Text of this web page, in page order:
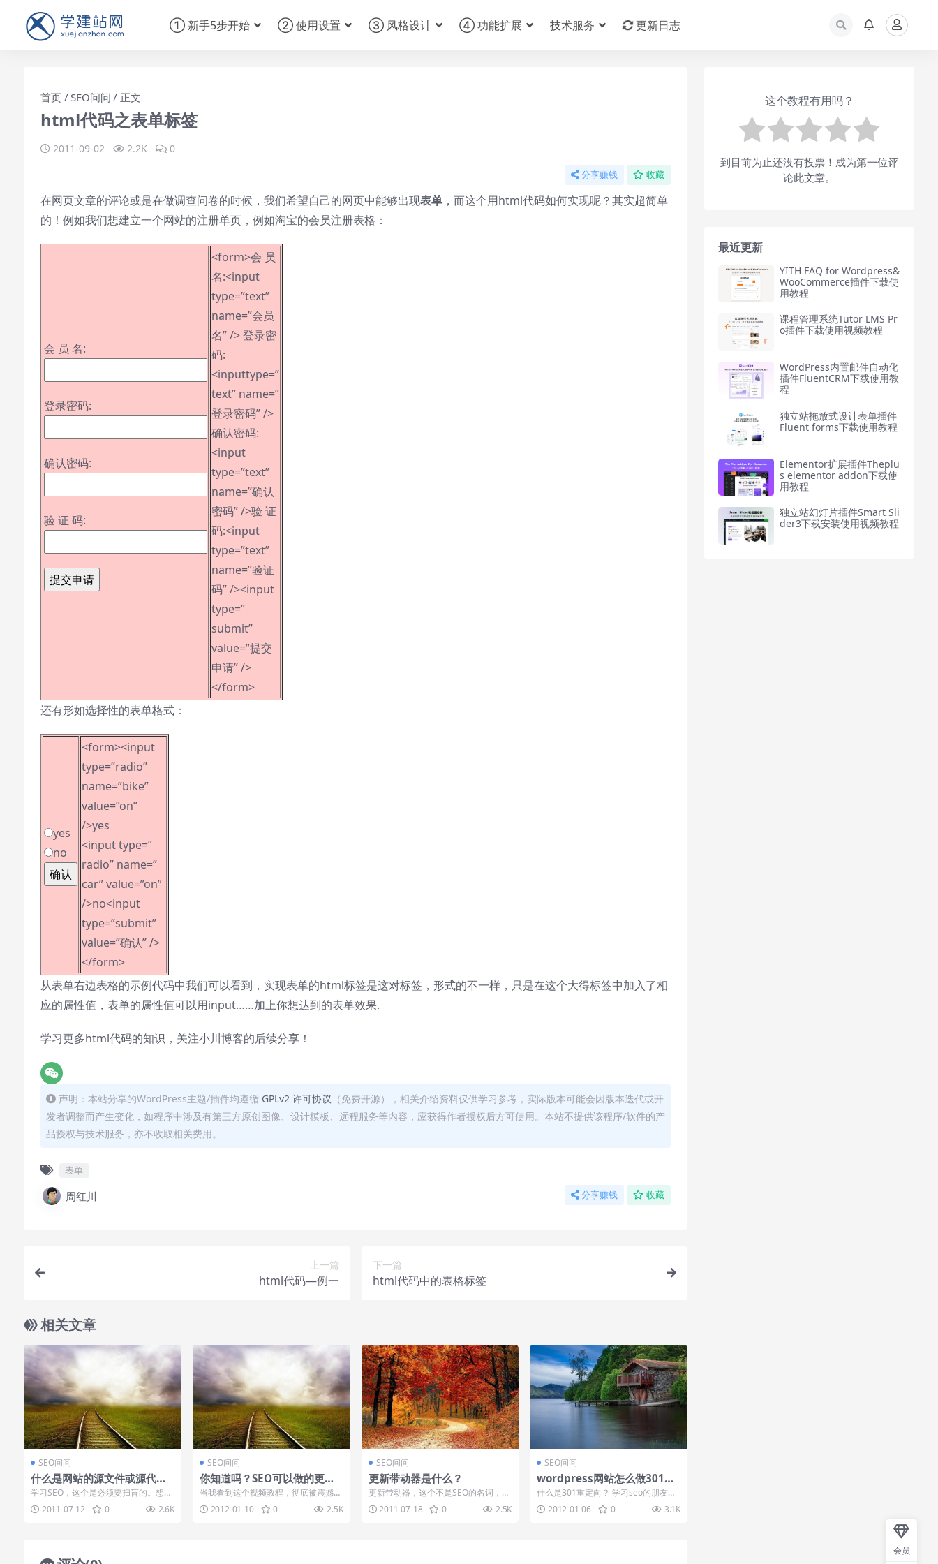
① 新手5步开始 ② 使用设置 ③ 风格设计 ④ 功能扩展 技术服务 更新日志
首页 SEO问问 正文
html代码之表单标签
2011-09-02 2.2K 0
分享赚钱 收藏
在网页文章的评论或是在做调查问卷的时候，我们希望自己的网页中能够出现表单 ，而这个用html代码如何实现呢？其实超简单
的！例如我们想建立一个网站的注册单页，例如淘宝的会员注册表格：
会 员 名:
登录密码:
确认密码:
验 证 码:
<form>会 员
名:<input
type=”text”
name=”会员
名” /> 登录密
码:
<inputtype=”
text” name=”
登录密码” />
确认密码:
<input
type=”text”
name=”确认
密码” />验 证
码:<input
type=”text”
name=”验证
码” /><input
type=”
submit”
value=”提交
申请” />
</form>
还有形如选择性的表单格式：
yes
no
<form><input
type=”radio”
name=”bike”
value=”on”
/>yes
<input type=”
radio” name=”
car” value=”on”
/>no<input
type=”submit”
value=”确认” />
</form>
从表单右边表格的示例代码中我们可以看到，实现表单的html标签是这对标签，形式的不一样，只是在这个大得标签中加入了相
应的属性值，表单的属性值可以用input……加上你想达到的表单效果.
学习更多html代码的知识，关注小川博客的后续分享！
声明：本站分享的WordPress主题/插件均遵循 GPLv2 许可协议 （免费开源），相关介绍资料仅供学习参考，实际版本可能会因版本迭代或开
发者调整而产生变化，如程序中涉及有第三方原创图像、设计模板、远程服务等内容，应获得作者授权后方可使用。本站不提供该程序/软件的产
品授权与技术服务，亦不收取相关费用。
表单
周红川 分享赚钱 收藏
上一篇
html代码—例一
下一篇
html代码中的表格标签
相关文章
SEO问问
什么是网站的源文件或源代
码？
学习SEO，这个是必须要扫盲的。想C
++语言一样，网站内容和框架想在浏
览器中表现...
2011-07-12 0 2.6K
SEO问问
你知道吗？SEO可以做的更科
学！
当我看到这个视频教程，彻底被震撼
了，以前对于seo只能靠推断，网站被
K了，也不知...
2012-01-10 0 2.5K
SEO问问
更新带动器是什么？
更新带动器，这个不是SEO的名词，是
很多人的习惯叫法。更新带动器不是指
具体的东西...
2011-07-18 0 2.5K
SEO问问
wordpress网站怎么做301重
定向？
什么是301重定向？ 学习seo的朋友应
该知道这个名词，301是网站HTPP状
态...2012-01-06 0 3.1K
这个教程有用吗？
到目前为止还没有投票！成为第一位评
论此文章。
最近更新
YITH FAQ for Wordpress&
WooCommerce插件下载使
用教程
课程管理系统Tutor LMS Pr
o插件下载使用视频教程
WordPress内置邮件自动化
插件FluentCRM下载使用教
程
独立站拖放式设计表单插件
Fluent forms下载使用教程
Elementor扩展插件Theplu
s elementor addon下载使
用教程
独立站幻灯片插件Smart Sli
der3下载安装使用视频教程
会员